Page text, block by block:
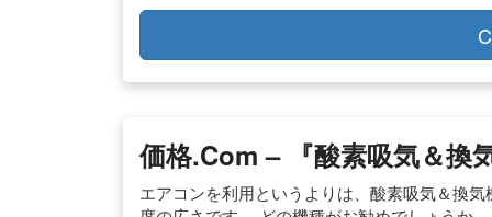
価格.com – 『酸素吸気＆換
エアコンを利用というよりは、酸素吸気＆換